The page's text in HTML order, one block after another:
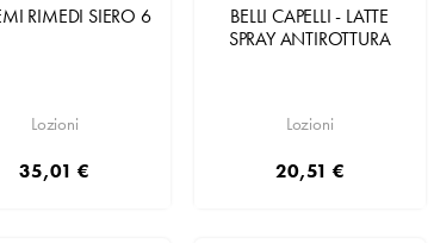
RIMEDI SIERO 6
Lozioni
35,01 €
BELLI CAPELLI - LATTE
SPRAY ANTIROTTURA
Lozioni
20,51 €